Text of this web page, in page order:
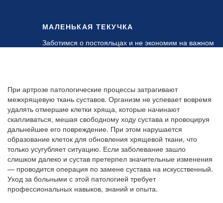
МАЛЕНЬКАЯ ТЕКУЧКА
Заботимся о постояльцах и не экономим на важном
При артрозе патологические процессы затрагивают
межхрящевую ткань суставов. Организм не успевает вовремя
удалять отмершие клетки хряща, которые начинают
скапливаться, мешая свободному ходу сустава и провоцируя
дальнейшее его повреждение. При этом нарушается
образование клеток для обновления хрящевой ткани, что
только усугубляет ситуацию. Если заболевание зашло
слишком далеко и сустав претерпел значительные изменения
— проводится операция по замене сустава на искусственный.
Уход за больными с этой патологией требует
профессиональных навыков, знаний и опыта.